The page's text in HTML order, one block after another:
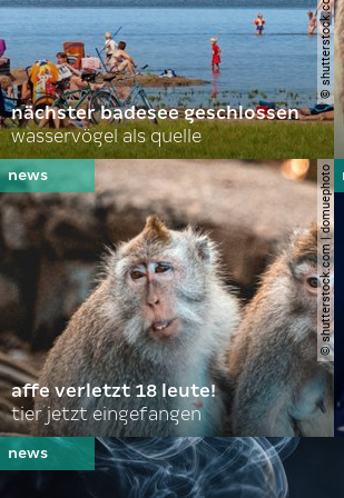
nächster badesee geschlossen
wasservögel als quelle
© shutterstock.com | domuephoto
affe verletzt 18 leute!
tier jetzt eingefangen